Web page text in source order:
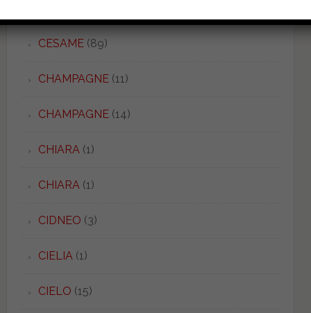
CESAME(89)
CHAMPAGNE(11)
CHAMPAGNE(14)
CHIARA(1)
CHIARA(1)
CIDNEO (3)
CIELIA(1)
CIELO (15)